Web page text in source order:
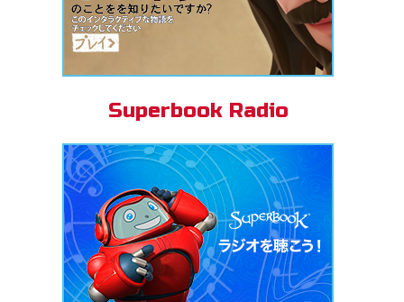
Superbook Radio